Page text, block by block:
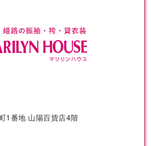
1番地 山陽百貨店4階